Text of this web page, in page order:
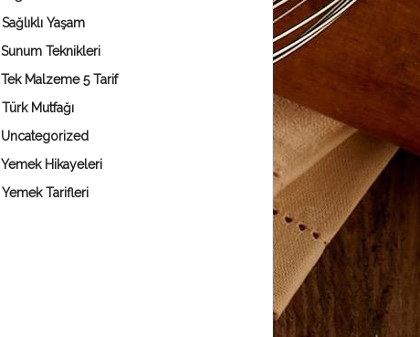
Sağlıklı Yaşam
Sunum Teknikleri
Tek Malzeme 5 Tarif
Türk Mutfağı
Uncategorized
Yemek Hikayeleri
Yemek Tarifleri